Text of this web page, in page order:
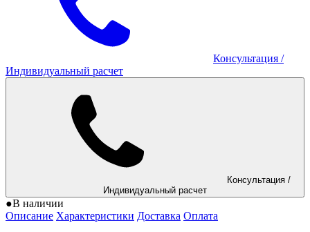
Консультация /
Индивидуальный расчет
Консультация /
Индивидуальный расчет
●В наличии
Описание Характеристики Доставка Оплата